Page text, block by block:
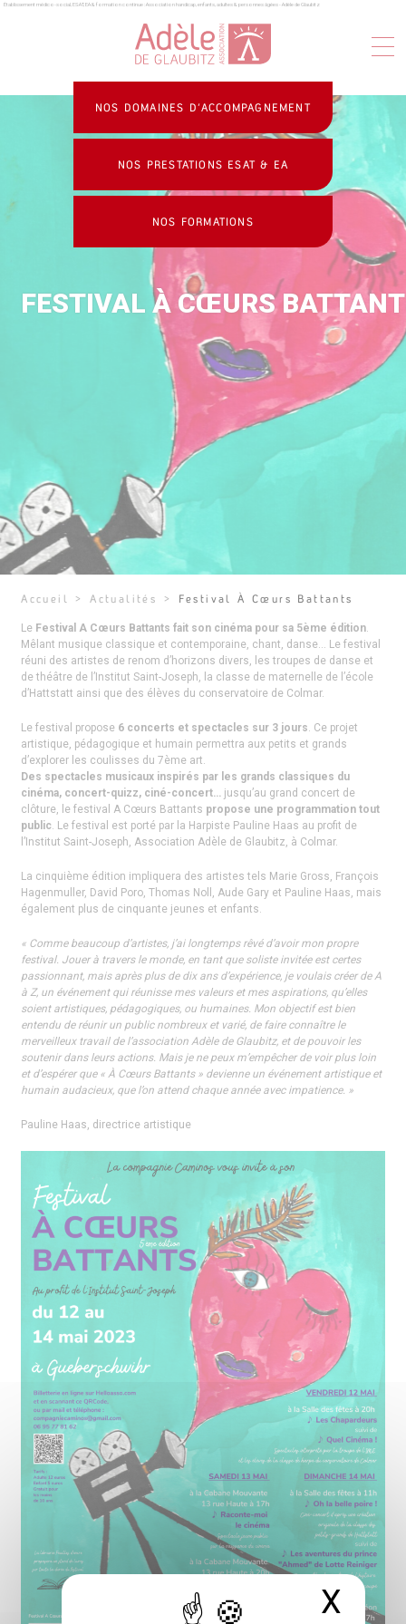
Panneau de gestion des cookies
X
Établissement médico-social, ESAT, EA & formation continue : Association handicap, enfants, adultes & personnes âgées - Adèle de Glaubitz
NOS DOMAINES D’ACCOMPAGNEMENT
NOS PRESTATIONS ESAT & EA
NOS FORMATIONS
FESTIVAL À CŒURS
Accueil >Actualités > Festival À Cœurs Battants
Le Festival A Cœurs Battants fait son cinéma pour sa 5ème édition.
Mêlant musique classique et contemporaine, chant, danse… Le festival
réuni des artistes de renom d’horizons divers, les troupes de danse et
de théâtre de l’Institut Saint-Joseph, la classe de maternelle de l’école
d’Hattstatt ainsi que des élèves du conservatoire de Colmar.
Le festival propose 6 concerts et spectacles sur 3 jours. Ce projet
artistique, pédagogique et humain permettra aux petits et grands
d’explorer les coulisses du 7ème art.
Des spectacles musicaux inspirés par les grands classiques du
cinéma, concert-quizz, ciné-concert… jusqu’au grand concert de
clôture, le festival A Cœurs Battants propose une programmation tout
public. Le festival est porté par la Harpiste Pauline Haas au profit de
l’Institut Saint-Joseph, Association Adèle de Glaubitz, à Colmar.
La cinquième édition impliquera des artistes tels Marie Gross, François
Hagenmuller, David Poro, Thomas Noll, Aude Gary et Pauline Haas, mais
également plus de cinquante jeunes et enfants.
« Comme beaucoup d’artistes, j’ai longtemps rêvé d’avoir mon propre
festival. Jouer à travers le monde, en tant que soliste invitée est certes
passionnant, mais après plus de dix ans d’expérience, je voulais créer de A
à Z, un événement qui réunisse mes valeurs et mes aspirations, qu’elles
soient artistiques, pédagogiques, ou humaines. Mon objectif est bien
entendu de réunir un public nombreux et varié, de faire connaître le
merveilleux travail de l’association Adèle de Glaubitz, et de pouvoir les
soutenir dans leurs actions. Mais je ne peux m’empêcher de voir plus loin
et d’espérer que « À Cœurs Battants » devienne un événement artistique et
humain audacieux, que l’on attend chaque année avec impatience. »
Pauline Haas, directrice artistique